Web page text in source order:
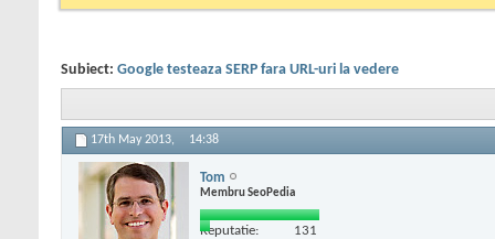
Subiect: Google testeaza SERP fara URL-uri la vedere
17th May 2013, 14:38
Tom
Membru SeoPedia
Reputatie: 131